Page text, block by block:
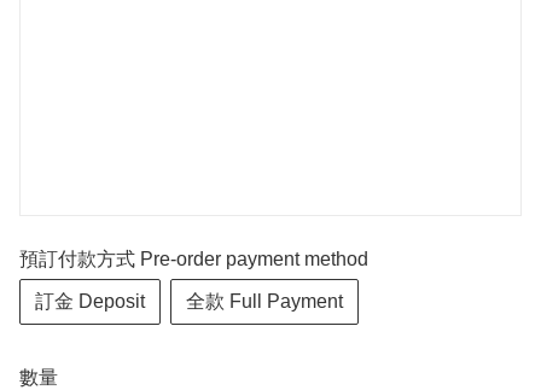
預訂付款方式 Pre-order payment method
訂金 Deposit 全款 Full Payment
數量